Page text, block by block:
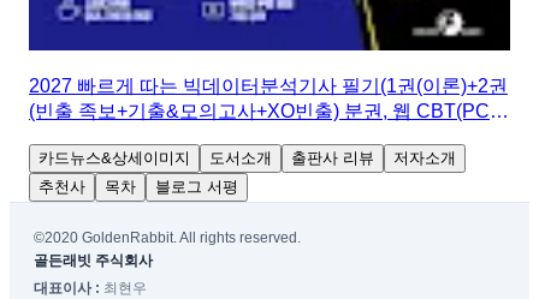
2027 빠르게 따는 빅데이터분석기사 필기(1권(이론)+2권
(빈출 족보+기출&모의고사+XO빈출) 분권, 웹 CBT(PC/
카드뉴스&상세이미지 도서소개 출판사 리뷰
저자소개
추천사
목차 블로그 서평
©2020 GoldenRabbit. All rights reserved.
골든래빗 주식회사
대표이사 : 최현우